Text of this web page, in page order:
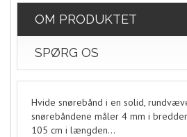
OM PRODUKTET
SPØRG OS
Hvide snørebånd i en solid,
snørebåndene måler 4 mm i
105 cm i længden...